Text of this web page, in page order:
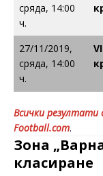
сряда, 14:00
ч.
27/11/2019,
сряда, 14:00
ч.
VI
Всички резултати
Football.com.
Зона
класиране